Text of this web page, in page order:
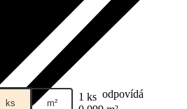
ks m² 1 ks odpovídá